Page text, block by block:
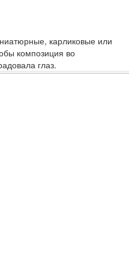
карликовые или
композиция во
глаз.